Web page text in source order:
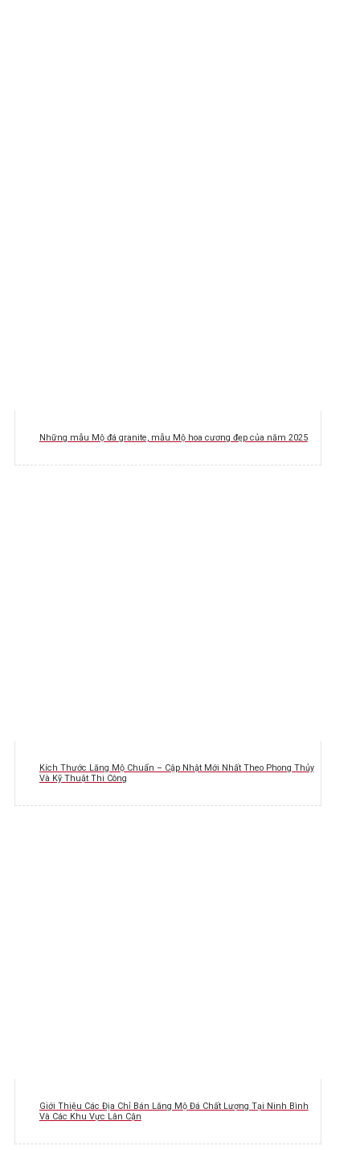
Những mẫu Mộ đá granite, mẫu Mộ hoa cương đẹp của năm 2025
Kích Thước Lăng Mộ Chuẩn – Cập Nhật Mới Nhất Theo Phong Thủy
Và Kỹ Thuật Thi Công
Giới Thiệu Các Địa Chỉ Bán Lăng Mộ Đá Chất Lượng Tại Ninh Bình
Và Các Khu Vực Lân Cận